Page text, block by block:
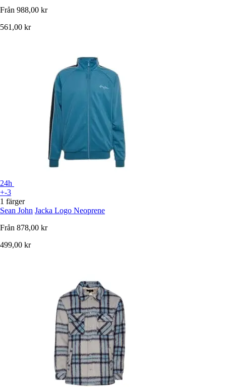
Från 988,00 kr
561,00 kr
24h
+-3
1 färger
Sean John Jacka Logo Neoprene
Från 878,00 kr
499,00 kr